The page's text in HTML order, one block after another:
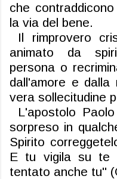
che
la via del bene.
Il rimprovero
animato da
persona o
dall'amore e dalla
vera sollecitudine
L'apostolo
sorpreso in
Spirito
E tu vigila su te
tentato anche tu" (